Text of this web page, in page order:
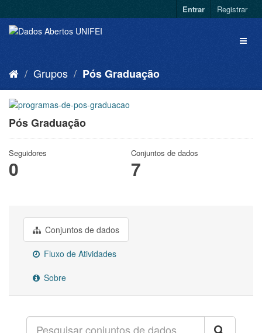
Entrar Registrar
Grupos Pós Graduação
Pós Graduação
Seguidores
0
Conjuntos de dados
7
Conjuntos de dados
Fluxo de Atividades
Sobre